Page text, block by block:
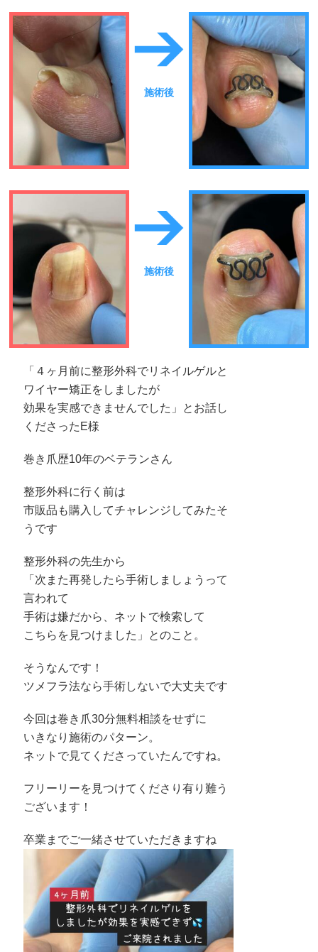
施術後
施術後
「４ヶ月前に整形外科でリネイルゲルと
ワイヤー矯正をしましたが
効果を実感できませんでした」とお話し
くださったE様
巻き爪歴10年のベテランさん
整形外科に行く前は
市販品も購入してチャレンジしてみたそ
うです
整形外科の先生から
「次また再発したら手術しましょうって
言われて
手術は嫌だから、ネットで検索して
こちらを見つけました」とのこと。
そうなんです！
ツメフラ法なら手術しないで大丈夫です
今回は巻き爪30分無料相談をせずに
いきなり施術のパターン。
ネットで見てくださっていたんですね。
フリーリーを見つけてくださり有り難う
ございます！
卒業までご一緒させていただきますね